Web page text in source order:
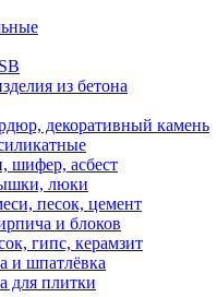
из бетона
декоративный камень
шифер, асбест
люки
песок, цемент
и блоков
гипс, керамзит
и шпатлёвка
для плитки